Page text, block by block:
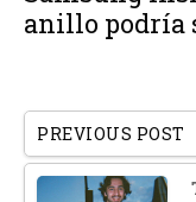
anillo podría
PREVIOUS POST